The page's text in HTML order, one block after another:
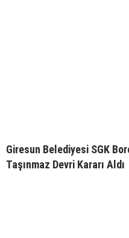
Giresun Belediyesi SGK
Taşınmaz Devri Kararı Aldı